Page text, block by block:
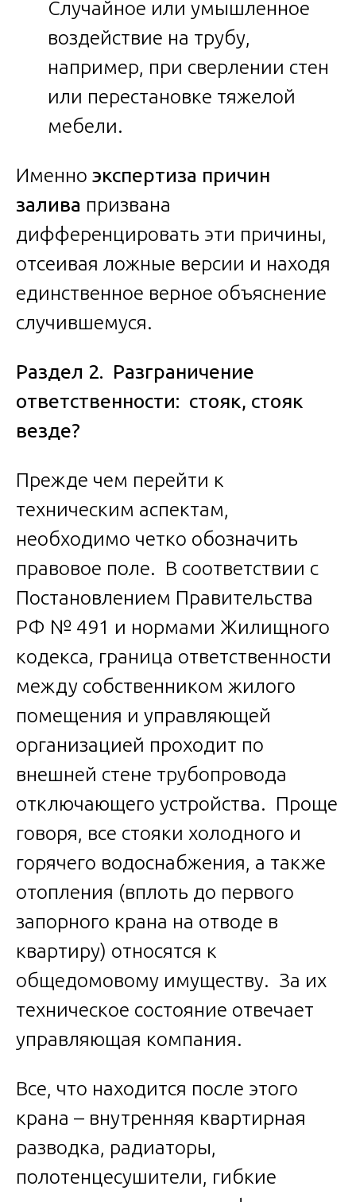
Случайное или умышленное
воздействие на трубу,
например, при сверлении стен
или перестановке тяжелой
мебели.
Именно экспертиза причин
залива призвана
дифференцировать эти причины,
отсеивая ложные версии и находя
единственное верное объяснение
случившемуся.
Раздел 2. Разграничение
ответственности: стояк, стояк
везде?
Прежде чем перейти к
техническим аспектам,
необходимо четко обозначить
правовое поле. В соответствии с
Постановлением Правительства
РФ № 491 и нормами Жилищного
кодекса, граница ответственности
между собственником жилого
помещения и управляющей
организацией проходит по
внешней стене трубопровода
отключающего устройства. Проще
говоря, все стояки холодного и
горячего водоснабжения, а также
отопления (вплоть до первого
запорного крана на отводе в
квартиру) относятся к
общедомовому имуществу. За их
техническое состояние отвечает
управляющая компания.
Все, что находится после этого
крана – внутренняя квартирная
разводка, радиаторы,
полотенцесушители, гибкие